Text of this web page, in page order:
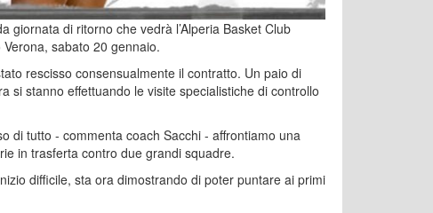
giornata di ritorno che vedrà l’Alperia Basket Club
Verona, sabato 20 gennaio.
rescisso consensualmente il contratto. Un paio di
si stanno effettuando le visite specialistiche di controllo
di tutto - commenta coach Sacchi - affrontiamo una
in trasferta contro due grandi squadre.
difficile, sta ora dimostrando di poter puntare ai primi